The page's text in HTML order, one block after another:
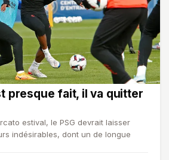
presque fait, il va quitter
estival, le PSG devrait laisser
indésirables, dont un de longue